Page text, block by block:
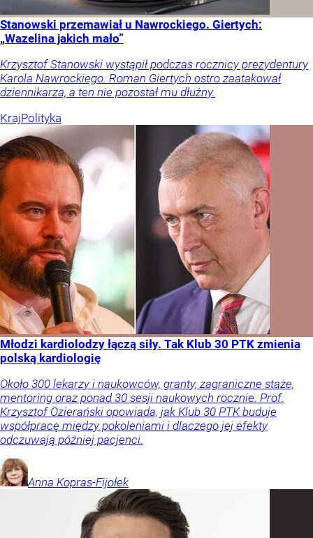
Stanowski przemawiał u Nawrockiego. Giertych:
„Wazelina jakich mało”
Krzysztof Stanowski wystąpił podczas rocznicy prezydentury
Karola Nawrockiego. Roman Giertych ostro zaatakował
dziennikarza, a ten nie pozostał mu dłużny.
KrajPolityka
Młodzi kardiolodzy łączą siły. Tak Klub 30 PTK zmienia
polską kardiologię
Około 300 lekarzy i naukowców, granty, zagraniczne staże,
mentoring oraz ponad 30 sesji naukowych rocznie. Prof.
Krzysztof Ozierański opowiada, jak Klub 30 PTK buduje
współpracę między pokoleniami i dlaczego jej efekty
odczuwają później pacjenci.
Anna Kopras-Fijołek